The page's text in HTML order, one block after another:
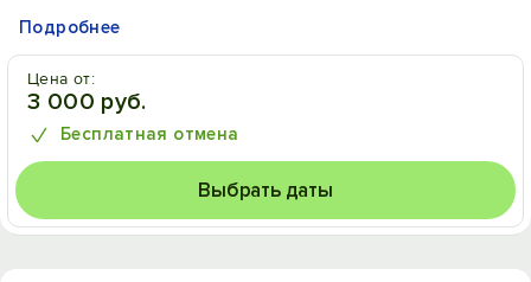
Подробнее
Цена от:
3 000 руб.
Бесплатная отмена
Выбрать даты